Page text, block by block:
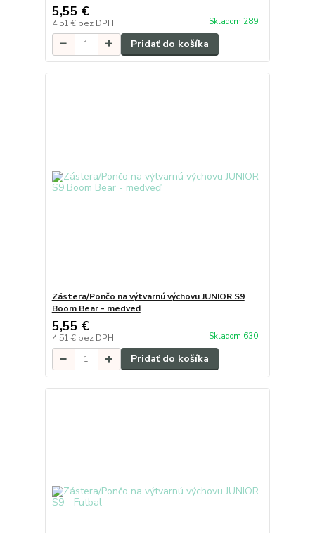
5,55 €
4,51 € bez DPH Skladom 289
Pridať do košíka
Zástera/Pončo na výtvarnú výchovu JUNIOR S9
Boom Bear - medveď
5,55 €
4,51 € bez DPH Skladom 630
Pridať do košíka